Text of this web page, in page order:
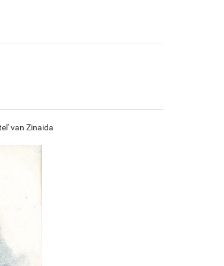
204van Zinaida